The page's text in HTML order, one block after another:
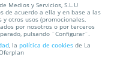
30
Medios y Servicios, S.L.U
de acuerdo a ella y en base a las
y otros usos (promocionales,
por nosotros o por terceros
pulsando ¨Configurar¨.
, la política de cookies de La